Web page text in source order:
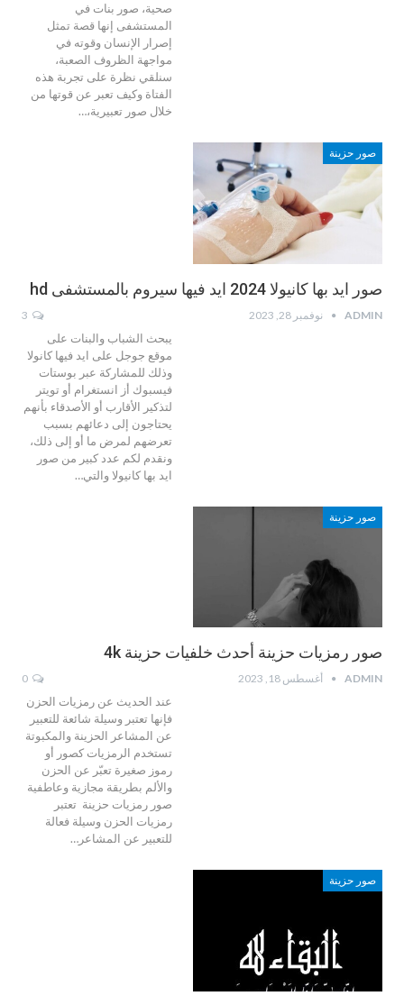
صحية، صور بنات في
المستشفى إنها قصة تمثل
إصرار الإنسان وقوته في
مواجهة الظروف الصعبة،
سنلقي نظرة على تجربة هذه
الفتاة وكيف تعبر عن قوتها من
خلال صور تعبيرية،…
صور حزينة
صور ايد بها كانيولا 2024 ايد فيها سيروم بالمستشفى hd
ADMIN نوفمبر 28, 2023
يبحث الشباب والبنات على
موقع جوجل على ايد فيها كانولا
وذلك للمشاركة عبر بوستات
فيسبوك أز انستغرام أو تويتر
لتذكير الأقارب أو الأصدقاء بأنهم
يحتاجون إلى دعائهم بسبب
تعرضهم لمرض ما أو إلى ذلك،
ونقدم لكم عدد كبير من صور
ايد بها كانيولا والتي…
صور حزينة
صور رمزيات حزينة أحدث خلفيات حزينة 4k
ADMIN أغسطس 18, 2023
عند الحديث عن رمزيات الحزن
فإنها تعتبر وسيلة شائعة للتعبير
عن المشاعر الحزينة والمكبوتة
تستخدم الرمزيات كصور أو
رموز صغيرة تعبّر عن الحزن
والألم بطريقة مجازية وعاطفية
صور رمزيات حزينة تعتبر
رمزيات الحزن وسيلة فعالة
للتعبير عن المشاعر…
صور حزينة